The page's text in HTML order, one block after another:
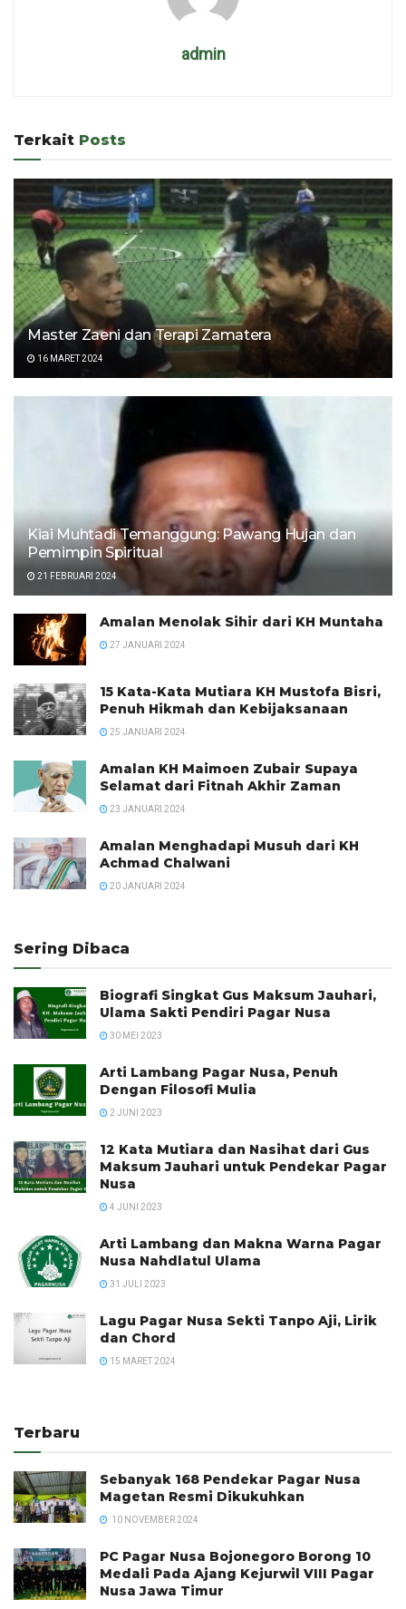
admin
Terkait Posts
Master Zaeni dan Terapi Zamatera
16 MARET 2024
Kiai Muhtadi Temanggung: Pawang Hujan dan
Pemimpin Spiritual
21 FEBRUARI 2024
Amalan Menolak Sihir dari KH Muntaha
27 JANUARI 2024
15 Kata-Kata Mutiara KH Mustofa Bisri,
Penuh Hikmah dan Kebijaksanaan
25 JANUARI 2024
Amalan KH Maimoen Zubair Supaya
Selamat dari Fitnah Akhir Zaman
23 JANUARI 2024
Amalan Menghadapi Musuh dari KH
Achmad Chalwani
20 JANUARI 2024
Sering Dibaca
Biografi Singkat Gus Maksum Jauhari,
Ulama Sakti Pendiri Pagar Nusa
30 MEI 2023
Arti Lambang Pagar Nusa, Penuh
Dengan Filosofi Mulia
2 JUNI 2023
12 Kata Mutiara dan Nasihat dari Gus
Maksum Jauhari untuk Pendekar Pagar
Nusa
4 JUNI 2023
Arti Lambang dan Makna Warna Pagar
Nusa Nahdlatul Ulama
31 JULI 2023
Lagu Pagar Nusa Sekti Tanpo Aji, Lirik
dan Chord
15 MARET 2024
Terbaru
Sebanyak 168 Pendekar Pagar Nusa
Magetan Resmi Dikukuhkan
10 NOVEMBER 2024
PC Pagar Nusa Bojonegoro Borong 10
Medali Pada Ajang Kejurwil VIII Pagar
Nusa Jawa Timur